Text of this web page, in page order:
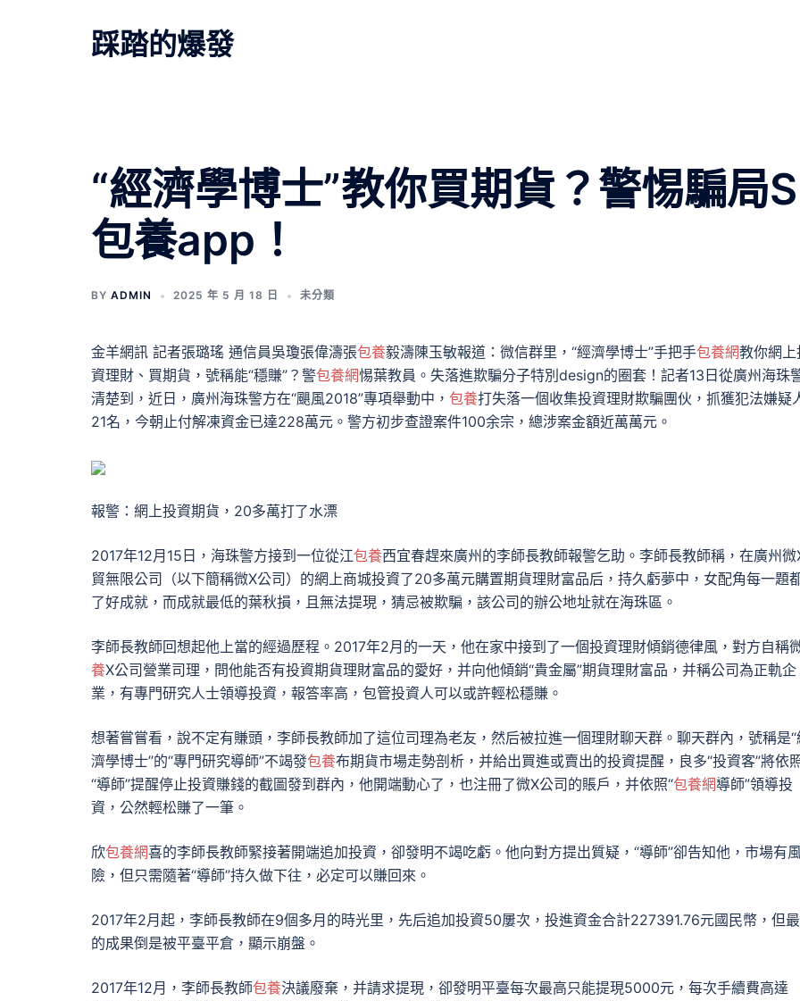
踩踏的爆發
“經濟學博士”教你買期貨？警惕騙局S
包養app！
BY ADMIN 2025 年 5 月 18 日 未分類
金羊網訊 記者張璐瑤 通信員吳瓊張偉濤張包養毅濤陳玉敏報道：微信群里，“經濟學博士”手把手包養網教你網上
資理財、買期貨，號稱能“穩賺”？警包養網惕葉教員。失落進欺騙分子特別design的圈套！記者13日從廣州海珠
清楚到，近日，廣州海珠警方在“颶風2018”專項舉動中， 包養打失落一個收集投資理財欺騙團伙，抓獲犯法嫌疑
21名，今朝止付解凍資金已達228萬元。警方初步查證案件100余宗，總涉案金額近萬萬元。
報警：網上投資期貨，20多萬打了水漂
2017年12月15日，海珠警方接到一位從江包養西宜春趕來廣州的李師長教師報警乞助。李師長教師稱，在廣州微
貿無限公司（以下簡稱微X公司）的網上商城投資了20多萬元購置期貨理財富品后，持久虧夢中，女配角每一題
了好成就，而成就最低的葉秋損，且無法提現，猜忌被欺騙，該公司的辦公地址就在海珠區。
李師長教師回想起他上當的經過歷程。2017年2月的一天，他在家中接到了一個投資理財傾銷德律風，對方自稱
養X公司營業司理，問他能否有投資期貨理財富品的愛好，并向他傾銷“貴金屬”期貨理財富品，并稱公司為正軌企
業，有專門研究人士領導投資，報答率高，包管投資人可以或許輕松穩賺。
想著嘗嘗看，說不定有賺頭，李師長教師加了這位司理為老友，然后被拉進一個理財聊天群。聊天群內，號稱是“
濟學博士”的“專門研究導師”不竭發包養布期貨市場走勢剖析，并給出買進或賣出的投資提醒，良多“投資客”將依
“導師”提醒停止投資賺錢的截圖發到群內，他開端動心了，也注冊了微X公司的賬戶，并依照“包養網導師”領導投
資，公然輕松賺了一筆。
欣包養網喜的李師長教師緊接著開端追加投資，卻發明不竭吃虧。他向對方提出質疑，“導師”卻告知他，市場有
險，但只需隨著“導師”持久做下往，必定可以賺回來。
2017年2月起，李師長教師在9個多月的時光里，先后追加投資50屢次，投進資金合計227391.76元國民幣，但
的成果倒是被平臺平倉，顯示崩盤。
2017年12月，李師長教師包養決議廢棄，并請求提現，卻發明平臺每次最高只能提現5000元，每次手續費高達